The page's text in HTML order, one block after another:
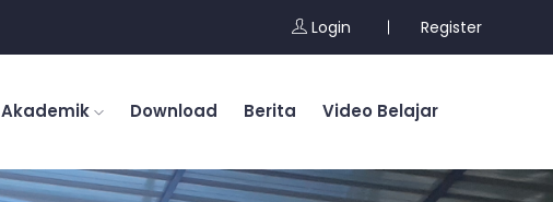
Login Register
Akademik Download Berita Video Belajar